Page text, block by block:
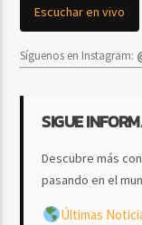
Escuchar en vivo
Síguenos en Instagram:
SIGUE
Descubre más
pasando en el
Últimas